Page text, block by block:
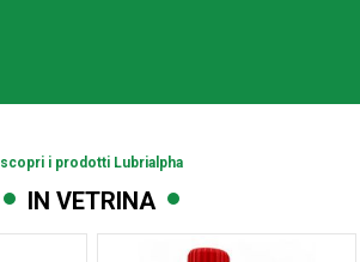
scopri i prodotti Lubrialpha
IN VETRINA